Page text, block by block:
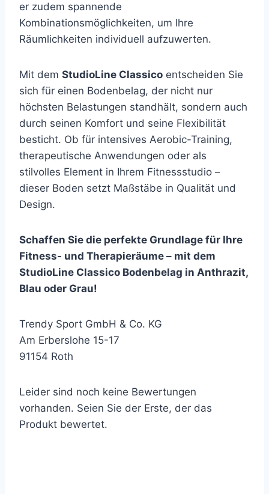
er zudem spannende
Kombinationsmöglichkeiten, um Ihre
Räumlichkeiten individuell aufzuwerten.
Mit dem StudioLine Classico entscheiden Sie
sich für einen Bodenbelag, der nicht nur
höchsten Belastungen standhält, sondern auch
durch seinen Komfort und seine Flexibilität
besticht. Ob für intensives Aerobic-Training,
therapeutische Anwendungen oder als
stilvolles Element in Ihrem Fitnessstudio –
dieser Boden setzt Maßstäbe in Qualität und
Design.
Schaffen Sie die perfekte Grundlage für Ihre
Fitness- und Therapieräume – mit dem
StudioLine Classico Bodenbelag in Anthrazit,
Blau oder Grau!
Trendy Sport GmbH & Co. KG
Am Erberslohe 15-17
91154 Roth
Leider sind noch keine Bewertungen
vorhanden. Seien Sie der Erste, der das
Produkt bewertet.